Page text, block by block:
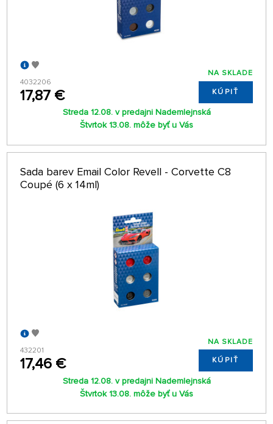
4032206
17,87 €
NA SKLADE
KÚPIŤ
Streda 12.08. v predajni Nademlejnská
Štvrtok 13.08. môže byť u Vás
Sada barev Email Color Revell - Corvette C8
Coupé (6 x 14ml)
432201
17,46 €
NA SKLADE
KÚPIŤ
Streda 12.08. v predajni Nademlejnská
Štvrtok 13.08. môže byť u Vás